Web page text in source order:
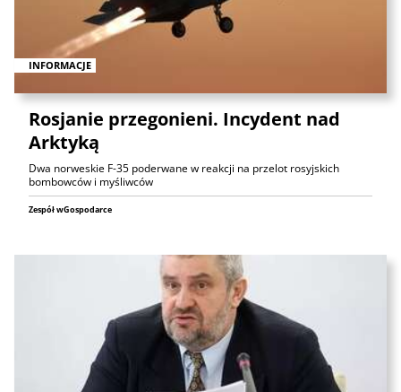
INFORMACJE
Rosjanie przegonieni. Incydent nad
Arktyką
Dwa norweskie F-35 poderwane w reakcji na przelot rosyjskich
bombowców i myśliwców
Zespół wGospodarce